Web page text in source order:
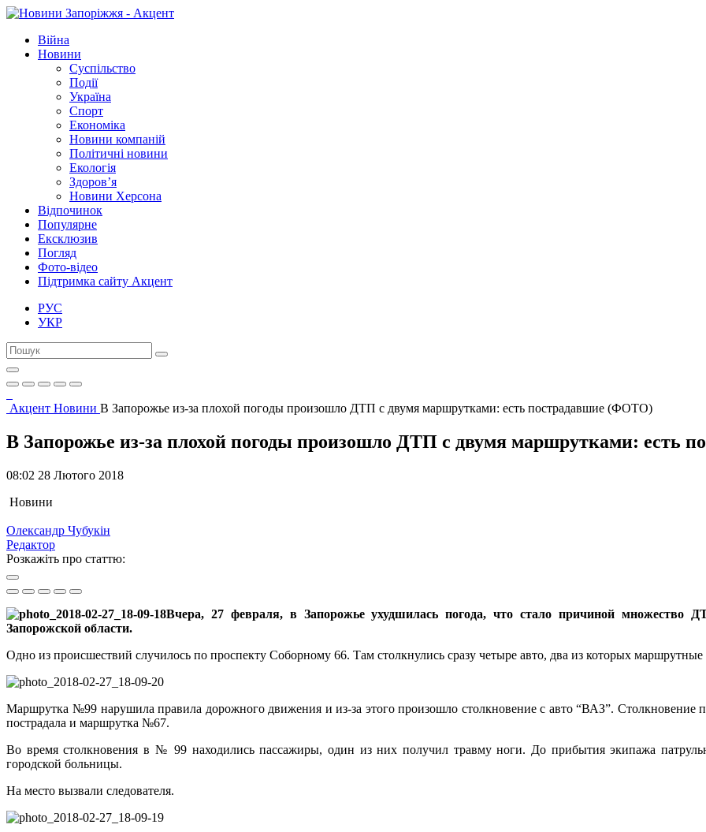
Війна
Новини
Суспільство
Події
Україна
Спорт
Економіка
Новини компаній
Політичні новини
Екологія
Здоров’я
Новини Херсона
Відпочинок
Популярне
Ексклюзив
Погляд
Фото-відео
Підтримка сайту Акцент
РУС
УКР
Акцент Новини В Запорожье из-за плохой погоды произошло ДТП с двумя маршрутками: есть пострадавшие (ФОТО)
В Запорожье из-за плохой погоды произошло ДТП с двумя маршрутками: есть
08:02 28 Лютого 2018
Новини
Олександр Чубукін
Редактор
Розкажіть про статтю:
Вчера, 27 февраля, в Запорожье ухудшилась погода, что стало причиной множество
Запорожской области.
Одно из происшествий случилось по проспекту Соборному 66. Там столкнулись сразу четыре авто, два из которых
Маршрутка №99 нарушила правила дорожного движения и из-за этого произошло столкновение с авто “ВАЗ”.
пострадала и маршрутка №67.
Во время столкновения в № 99 находились пассажиры, один из них получил травму ноги. До прибытия экипажа
городской больницы.
На место вызвали следователя.